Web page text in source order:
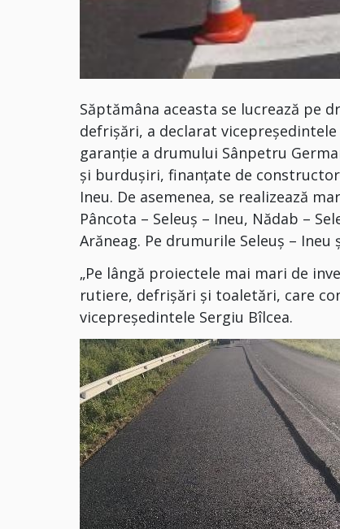
Săptămâna aceasta se lucrează pe
defrișări, a declarat vicepreședintele
garanție a drumului Sânpetru
și burdușiri, finanțate de
Ineu. De asemenea, se realizează
Pâncota – Seleuș – Ineu, Nădab –
Arăneag. Pe drumurile Seleuș – Ineu
„Pe lângă proiectele mai mari de
rutiere, defrișări și toaletări, care
vicepreședintele Sergiu Bîlcea.